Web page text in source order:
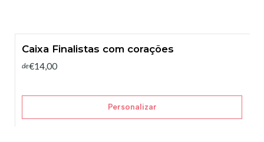
Caixa Finalistas com corações
de€14,00
Personalizar